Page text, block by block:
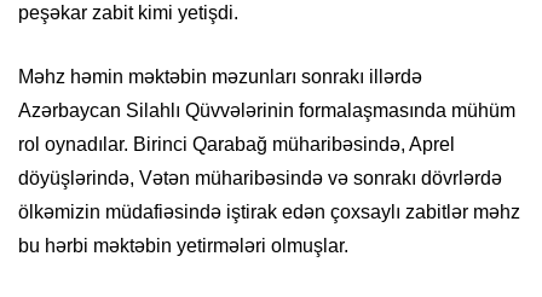
peşəkar zabit kimi yetişdi.
Məhz həmin məktəbin məzunları sonrakı illərdə
Azərbaycan Silahlı Qüvvələrinin formalaşmasında mühüm
rol oynadılar. Birinci Qarabağ müharibəsində, Aprel
döyüşlərində, Vətən müharibəsində və sonrakı dövrlərdə
ölkəmizin müdafiəsində iştirak edən çoxsaylı zabitlər məhz
bu hərbi məktəbin yetirmələri olmuşlar.